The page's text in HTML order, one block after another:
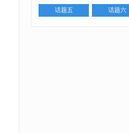
话题五 话题六